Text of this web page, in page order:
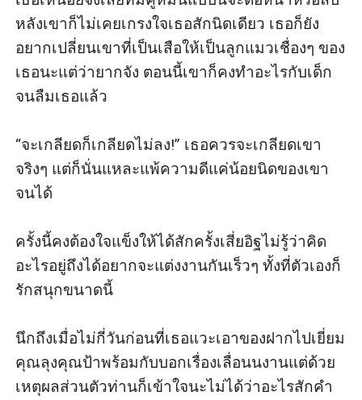
หลังเขาก็ไม่เคยเกรงใจเธอสักนิดเดียว เธอก็ยัง
อยากเปลี่ยนเขาที่เป็นเสือให้เป็นลูกแมวเชื่องๆ ของ
เธอนะแต่ว่ายากจัง ตอนนี้เขาก็คงทำอะไรกับเด็ก
จนลืมเธอแล้ว
“จะเกลียดก็เกลียดไม่ลง!” เธอควรจะเกลียดเขา
จริงๆ แต่ก็นั่นแหละแพ้ความดีแค่น้อยนิดของเขา
จนได้
ครั้งนี้คงต้องใจแข็งให้ได้สักครั้งเสี่ยอิฐไม่รู้ว่าคิด
อะไรอยู่ถึงได้อยากจะแต่งงานกันเร็วๆ ทั้งที่ตัวเองก็
รักสนุกขนาดนี้
นึกถึงเมื่อไม่กี่วันก่อนที่เธอแวะเอาของฝากไปเยี่ยม
คุณลุงคุณป้าพร้อมกับบอกเรื่องเลื่อนนงานแต่ด้วย
เหตุผลส่วนตัวท่านก็เข้าใจนะไม่ได้ว่าอะไรสักคำ